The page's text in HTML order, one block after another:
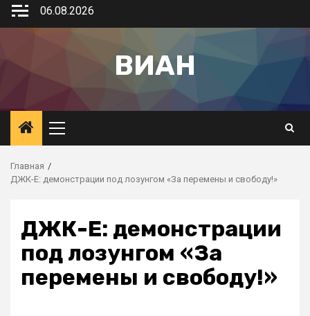
06.08.2026
ВИАН
Главная
ДЖК-Е: демонстрации под лозунгом «За перемены и свободу!»
ДЖК-Е: демонстрации
под лозунгом «За
перемены и свободу!»